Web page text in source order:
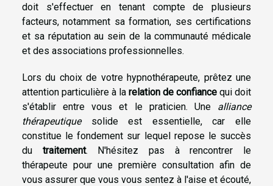
doit s'effectuer en tenant compte de plusieurs
facteurs, notamment sa formation, ses certifications
et sa réputation au sein de la communauté médicale
et des associations professionnelles.
Lors du choix de votre hypnothérapeute, prêtez une
attention particulière à la relation de confiance qui doit
s'établir entre vous et le praticien. Une alliance
thérapeutiquesolide est essentielle, car elle
constitue le fondement sur lequel repose le succès
du traitement. N'hésitez pas à rencontrer le
thérapeute pour une première consultation afin de
vous assurer que vous vous sentez à l'aise et écouté,